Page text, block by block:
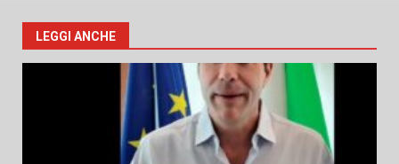
LEGGI ANCHE